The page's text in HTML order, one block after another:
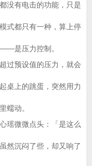
有电击的功能，只是
式都只有一种，算上停
是压力控制。
预设值的压力，就会
桌上的跳蛋，突然用力
蠕动。
微微点头：「是这么
然沉闷了些，却又响了